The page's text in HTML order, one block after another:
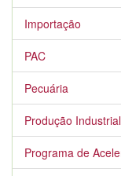
Importação
PAC
Pecuária
Produção Industrial
Programa de